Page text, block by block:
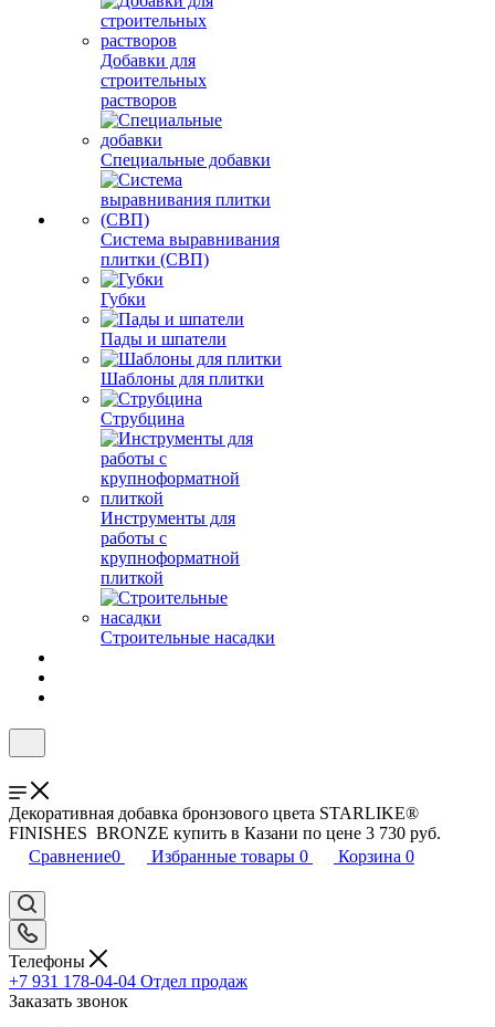
Добавки для
строительных
растворов
Специальные добавки
Система выравнивания
плитки (СВП)
Губки
Пады и шпатели
Шаблоны для плитки
Струбцина
Инструменты для
работы с
крупноформатной
плиткой
Строительные насадки
Декоративная добавка бронзового цвета STARLIKE®
FINISHES BRONZE купить в Казани по цене 3 730 руб.
Сравнение0 Избранные товары 0 Корзина 0
Телефоны
+7 931 178-04-04 Отдел продаж
Заказать звонок